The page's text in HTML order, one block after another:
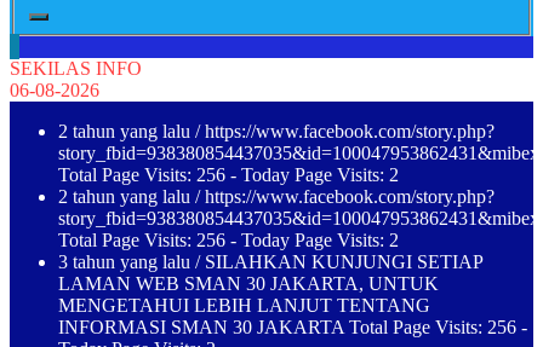
SEKILAS INFO
06-08-2026
2 tahun yang lalu / https://www.facebook.com/story.php?
Total Page Visits: 256 - Today Page Visits: 2
2 tahun yang lalu / https://www.facebook.com/story.php?
Total Page Visits: 256 - Today Page Visits: 2
3 tahun yang lalu / SILAHKAN KUNJUNGI SETIAP
LAMAN WEB SMAN 30 JAKARTA, UNTUK
MENGETAHUI LEBIH LANJUT TENTANG
INFORMASI SMAN 30 JAKARTA Total Page Visits: 256 -